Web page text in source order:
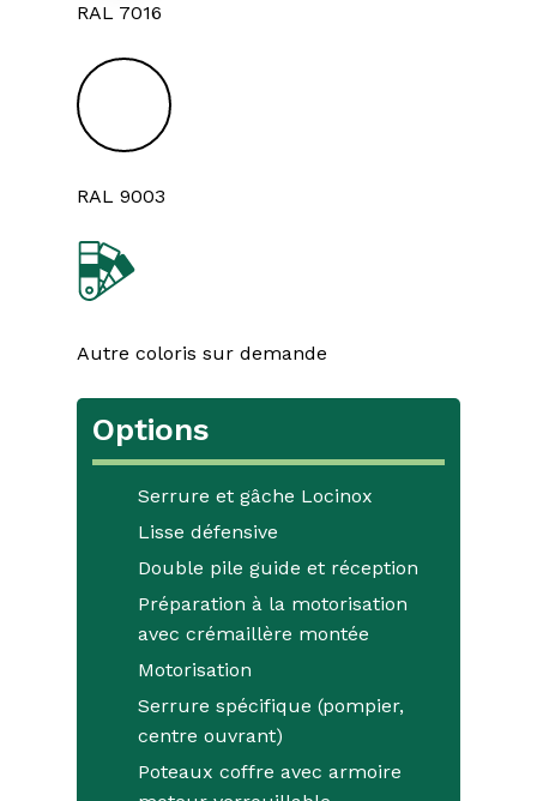
RAL 7016
RAL 9003
Autre coloris sur demande
Options
Serrure et gâche Locinox
Lisse défensive
Double pile guide et réception
Préparation à la motorisation
avec crémaillère montée
Motorisation
Serrure spécifique (pompier,
centre ouvrant)
Poteaux coffre avec armoire